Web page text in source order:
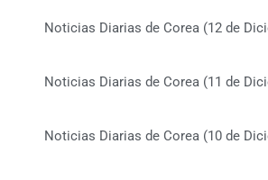
Noticias Diarias de Corea (12 de
Noticias Diarias de Corea (11 de
Noticias Diarias de Corea (10 de